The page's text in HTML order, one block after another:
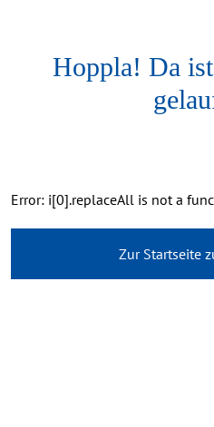
Hoppla! Da
Error: i[0].replaceAll is not a
Zur Startseite